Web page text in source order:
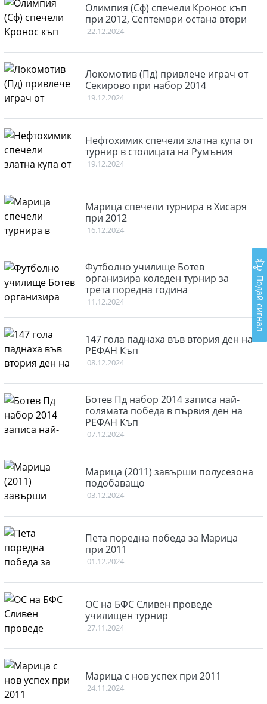
Олимпия (Сф) спечели Кронос къп
при 2012, Септември остана втори
22.12.2024
Локомотив (Пд) привлече играч от
Секирово при набор 2014
19.12.2024
Нефтохимик спечели златна купа от
турнир в столицата на Румъния
19.12.2024
Марица спечели турнира в Хисаря
при 2012
16.12.2024
Футболно училище Ботев
организира коледен турнир за
трета поредна година
11.12.2024
147 гола паднаха във втория ден на
РЕФАН Къп
08.12.2024
Ботев Пд набор 2014 записа най-
голямата победа в първия ден на
РЕФАН Къп
07.12.2024
Марица (2011) завърши полусезона
подобаващо
03.12.2024
Пета поредна победа за Марица
при 2011
01.12.2024
ОС на БФС Сливен проведе
училищен турнир
27.11.2024
Марица с нов успех при 2011
24.11.2024
Подай сигнал